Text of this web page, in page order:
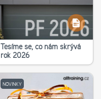
Těšíme se, co nám skrývá
rok 2026
NOVINKY